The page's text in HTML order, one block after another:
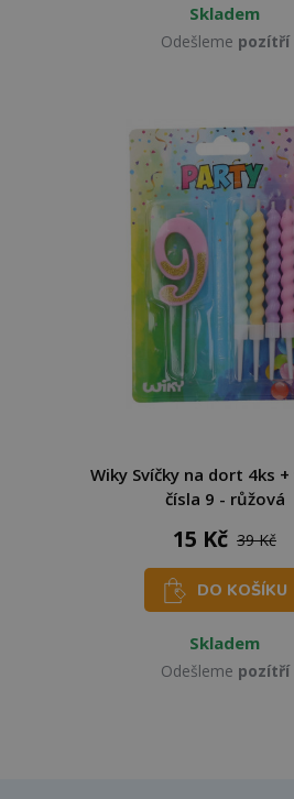
Skladem
Odešleme pozítří
Wiky Svíčky na dort 4ks
čísla 9 - růžová
15 Kč 39 Kč
DO KOŠÍKU
Skladem
Odešleme pozítří